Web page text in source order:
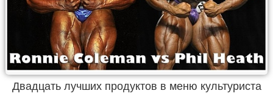
Двадцать лучших продуктов в меню культуриста